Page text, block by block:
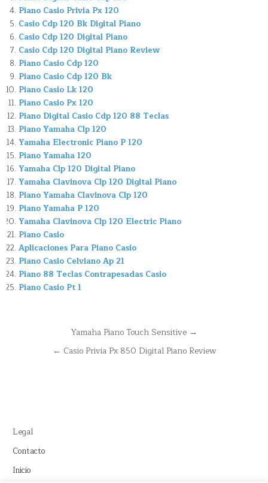
Piano Casio Privia Px 120
Casio Cdp 120 Bk Digital Piano
Casio Cdp 120 Digital Piano
Casio Cdp 120 Digital Piano Review
Piano Casio Cdp 120
Piano Casio Cdp 120 Bk
Piano Casio Lk 120
Piano Casio Px 120
Piano Digital Casio Cdp 120 88 Teclas
Piano Yamaha Clp 120
Yamaha Electronic Piano P 120
Piano Yamaha 120
Yamaha Clp 120 Digital Piano
Yamaha Clavinova Clp 120 Digital Piano
Piano Yamaha Clavinova Clp 120
Piano Yamaha P 120
Yamaha Clavinova Clp 120 Electric Piano
Piano Casio
Aplicaciones Para Piano Casio
Piano Casio Celviano Ap 21
Piano 88 Teclas Contrapesadas Casio
Piano Casio Pt 1
NavegaciónYamaha Piano Touch Sensitive →
← Casio Privia Px 850 Digital Piano Review
Legal
Contacto
Inicio